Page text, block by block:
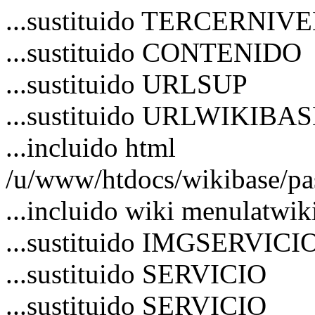
...sustituido
...sustituido CONTENIDO
...sustituido URLSUP
...sustituido
...incluido html
/u/www/htdocs/wikibase/
...incluido wiki
...sustituido
...sustituido SERVICIO
...sustituido SERVICIO